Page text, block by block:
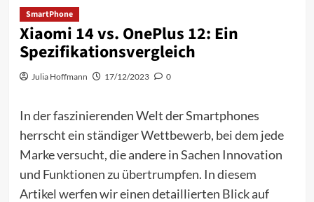
SmartPhone
Xiaomi 14 vs. OnePlus 12: Ein
Spezifikationsvergleich
Julia Hoffmann 17/12/2023 0
In der faszinierenden Welt der Smartphones
herrscht ein ständiger Wettbewerb, bei dem jede
Marke versucht, die andere in Sachen Innovation
und Funktionen zu übertrumpfen. In diesem
Artikel werfen wir einen detaillierten Blick auf